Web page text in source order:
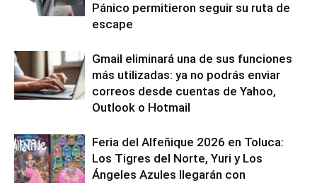
Pánico permitieron seguir su ruta de
escape
Gmail eliminará una de sus funciones
más utilizadas: ya no podrás enviar
correos desde cuentas de Yahoo,
Outlook o Hotmail
Feria del Alfeñique 2026 en Toluca:
Los Tigres del Norte, Yuri y Los
Ángeles Azules llegarán con